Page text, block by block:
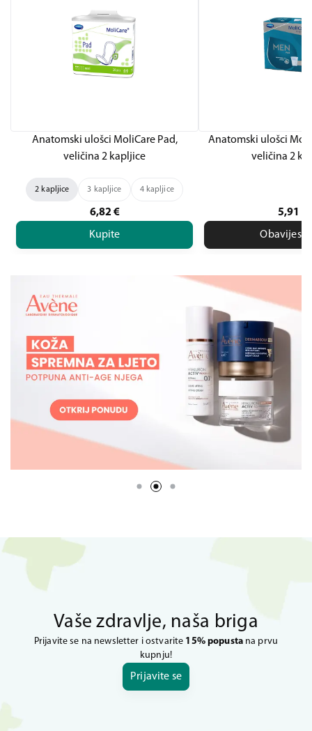
Anatomski ulošci MoliCare Pad,
veličina 2 kapljice
2 kapljice 3 kapljice 4 kapljice
6,82 €
Kupite
Anatomski ulošci
veličina 2
5,91
Obavijesti
Vaše zdravlje, naša briga
Prijavite se na newsletter i ostvarite 15% popustana prvu
kupnju!
Prijavite se